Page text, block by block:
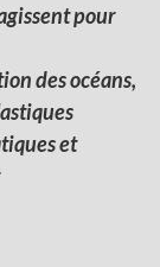
ssentpour
des océans,
et